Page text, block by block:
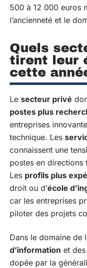
500 à 12 000 euros
l’ancienneté et le
Quels
tirent leur
cette
Le secteur privé
postes plus
entreprises
technique. Les
connaissent une
postes en directions
Les profils plus
droit ou d’école
car les entreprises
piloter des projets
Dans le domaine de
d’information et des
dopée par la